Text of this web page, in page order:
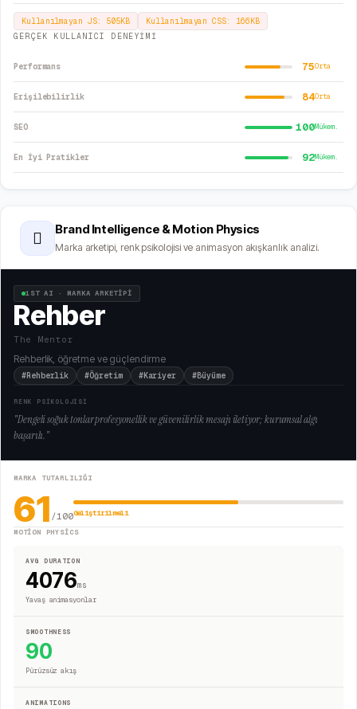
Kullanılmayan JS: 505KB Kullanılmayan CSS: 166KB
GERÇEK KULLANICI DENEYİMİ
Performans 75Orta
Erişilebilirlik 84Orta
SEO 100Mükem.
En İyi Pratikler 92Mükem.
🫆 Brand Intelligence & Motion Physics
Marka arketipi, renk psikolojisi ve animasyon akışkanlık analizi.
1ST AI · MARKA ARKETİPİ
Rehber
The Mentor
Rehberlik, öğretme ve güçlendirme
#Rehberlik #Öğretim #Kariyer #Büyüme
RENK PSİKOLOJİSİ
"Dengeli soğuk tonlar profesyonellik ve güvenilirlik mesajı iletiyor; kurumsal algı
başarılı."
MARKA TUTARLILIĞI
61 /100Geliştirilmeli
MOTION PHYSICS
AVG DURATION
4076ms
Yavaş animasyonlar
SMOOTHNESS
90
Pürüzsüz akış
ANIMATIONS